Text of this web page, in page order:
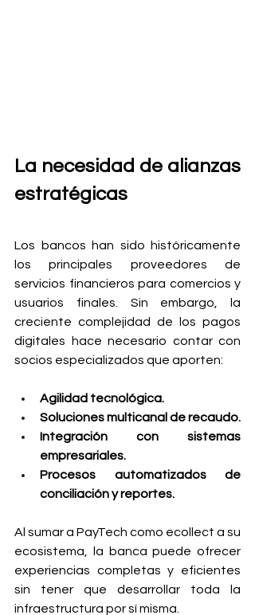
La necesidad de alianzas
estratégicas
Los bancos han sido históricamente
los principales proveedores de
servicios financieros para comercios y
usuarios finales. Sin embargo, la
creciente complejidad de los pagos
digitales hace necesario contar con
socios especializados que aporten:
Agilidad tecnológica.
Soluciones multicanal de recaudo.
Integración con sistemas
empresariales.
Procesos automatizados de
conciliación y reportes.
Al sumar a PayTech como ecollect a su
ecosistema, la banca puede ofrecer
experiencias completas y eficientes
sin tener que desarrollar toda la
infraestructura por sí misma.